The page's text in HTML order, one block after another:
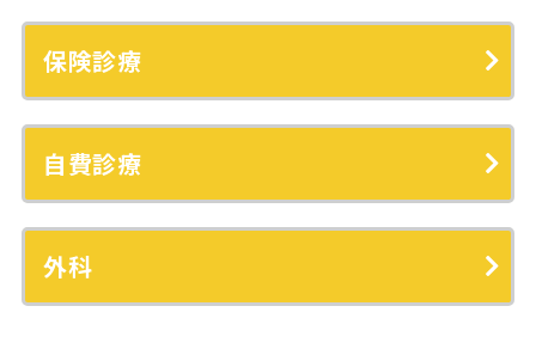
保険診療
自費診療
外科